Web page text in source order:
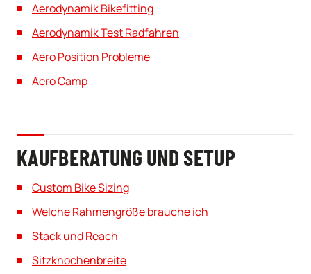
Aerodynamik Bikefitting
Aerodynamik Test Radfahren
Aero Position Probleme
Aero Camp
KAUFBERATUNG UND SETUP
Custom Bike Sizing
Welche Rahmengröße brauche ich
Stack und Reach
Sitzknochenbreite